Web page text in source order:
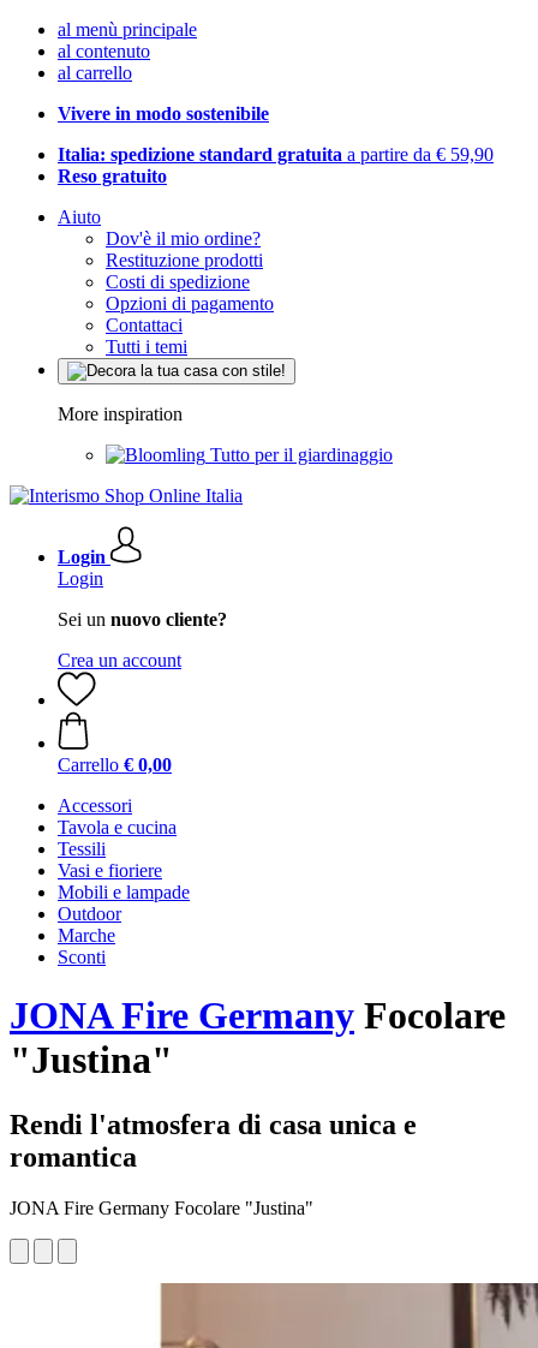
al menù principale
al contenuto
al carrello
Vivere in modo sostenibile
Italia: spedizione standard gratuita a partire da € 59,90
Reso gratuito
Aiuto
Dov'è il mio ordine?
Restituzione prodotti
Costi di spedizione
Opzioni di pagamento
Contattaci
Tutti i temi
More inspiration
Tutto per il giardinaggio
Login
Login
Sei un nuovo cliente?
Crea un account
Carrello € 0,00
Accessori
Tavola e cucina
Tessili
Vasi e fioriere
Mobili e lampade
Outdoor
Marche
Sconti
JONA Fire Germany Focolare
"Justina"
Rendi l'atmosfera di casa unica e
romantica
JONA Fire Germany Focolare "Justina"